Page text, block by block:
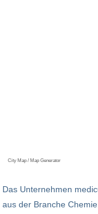
City Map / Map Generator
Das Unternehmen
aus der Branche